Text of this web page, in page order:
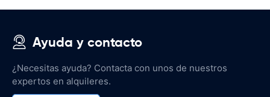
Ayuda y contacto
¿Necesitas ayuda? Contacta con unos de nuestros
expertos en alquileres.